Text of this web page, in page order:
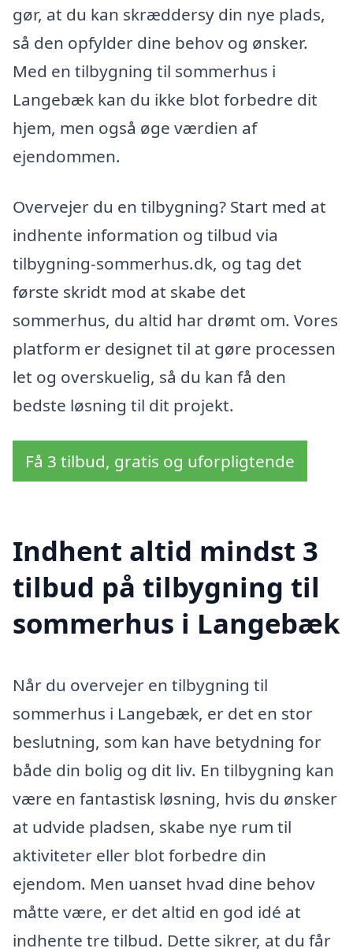
gør, at du kan skræddersy din nye plads,
så den opfylder dine behov og ønsker.
Med en tilbygning til sommerhus i
Langebæk kan du ikke blot forbedre dit
hjem, men også øge værdien af
ejendommen.
Overvejer du en tilbygning? Start med at
indhente information og tilbud via
tilbygning-sommerhus.dk, og tag det
første skridt mod at skabe det
sommerhus, du altid har drømt om. Vores
platform er designet til at gøre processen
let og overskuelig, så du kan få den
bedste løsning til dit projekt.
Få 3 tilbud, gratis og uforpligtende
Indhent altid mindst 3
tilbud på tilbygning til
sommerhus i Langebæk
Når du overvejer en tilbygning til
sommerhus i Langebæk, er det en stor
beslutning, som kan have betydning for
både din bolig og dit liv. En tilbygning kan
være en fantastisk løsning, hvis du ønsker
at udvide pladsen, skabe nye rum til
aktiviteter eller blot forbedre din
ejendom. Men uanset hvad dine behov
måtte være, er det altid en god idé at
indhente tre tilbud. Dette sikrer, at du får